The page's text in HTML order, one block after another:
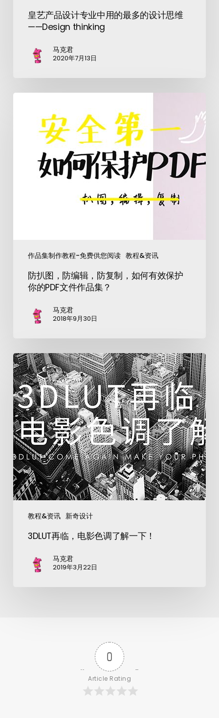
皇艺产品设计专业中用的最多的设计思维
——Design thinking
马克君
2020年7月13日
作品集制作教程-免费供您阅读 教程&资讯
防扒图，防编辑，防复制，如何有效保护
你的PDF文件作品集？
马克君
2018年9月30日
教程&资讯 新奇设计
3DLUT再临，电影色调了解一下！
马克君
2019年3月22日
0
Article Rating